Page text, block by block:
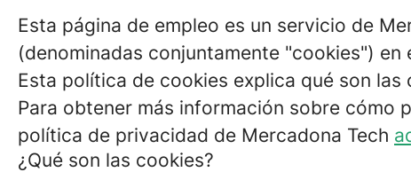
Esta página de empleo es un servicio de
(denominadas conjuntamente "cookies") en
Esta política de cookies explica qué son
Para obtener más información sobre cómo
política de privacidad de Mercadona Tech
¿Qué son las cookies?